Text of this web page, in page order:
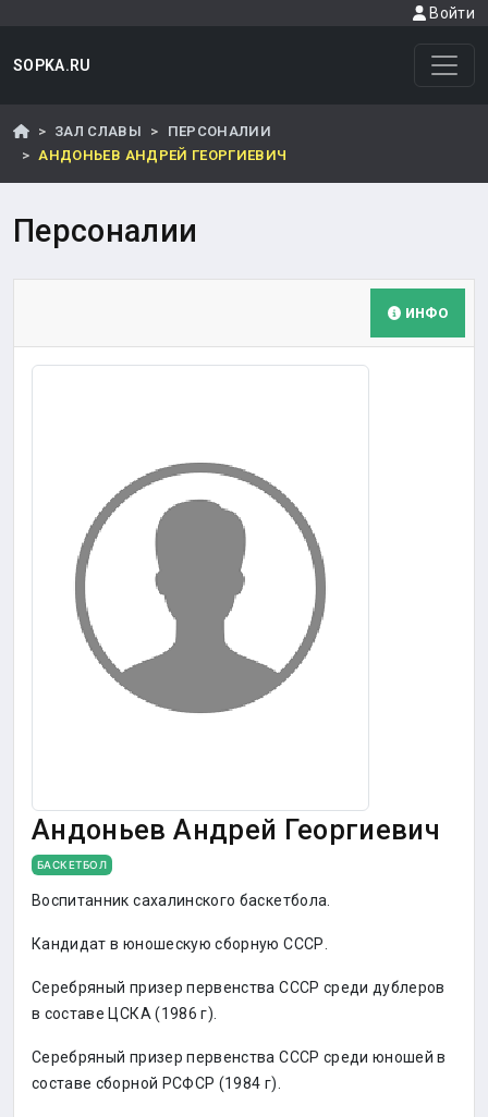
Войти
SOPKA.RU
ЗАЛ СЛАВЫ
ПЕРСОНАЛИИ
АНДОНЬЕВ АНДРЕЙ ГЕОРГИЕВИЧ
Персоналии
ИНФО
Андоньев Андрей Георгиевич
БАСКЕТБОЛ
Воспитанник сахалинского баскетбола.
Кандидат в юношескую сборную СССР.
Серебряный призер первенства СССР среди дублеров
в составе ЦСКА (1986 г).
Серебряный призер первенства СССР среди юношей в
составе сборной РСФСР (1984 г).